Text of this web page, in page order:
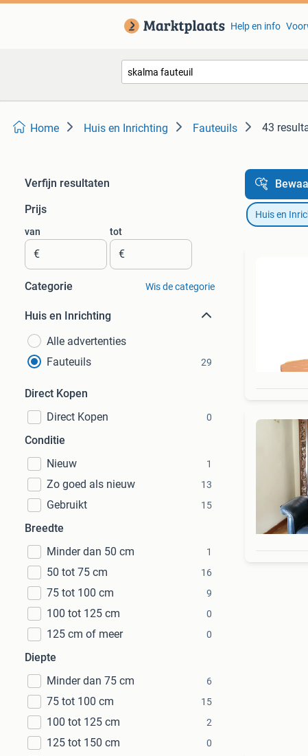
Help en info
Home Huis en Inrichting Fauteuils 43
Verfijn resultaten
Prijs
van
€
tot
€
Categorie Wis de categorie
Huis en Inrichting
Alle advertenties
Fauteuils
29
Direct Kopen
Direct Kopen
0
Conditie
Nieuw
1
Zo goed als nieuw 13
Gebruikt 15
Breedte
Minder dan 50 cm
1
50 tot 75 cm 16
75 tot 100 cm 9
100 tot 125 cm 0
125 cm of meer 0
Diepte
Minder dan 75 cm
6
75 tot 100 cm 15
100 tot 125 cm 2
125 tot 150 cm 0
Huis en